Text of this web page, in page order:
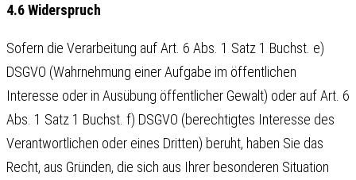
4.6 Widerspruch
Sofern die Verarbeitung auf Art. 6 Abs. 1 Satz 1 Buchst. e)
DSGVO (Wahrnehmung einer Aufgabe im öffentlichen
Interesse oder in Ausübung öffentlicher Gewalt) oder auf Art. 6
Abs. 1 Satz 1 Buchst. f) DSGVO (berechtigtes Interesse des
Verantwortlichen oder eines Dritten) beruht, haben Sie das
Recht, aus Gründen, die sich aus Ihrer besonderen Situation